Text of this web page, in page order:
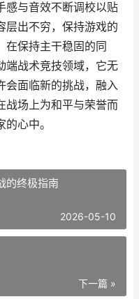
感与音效不断调校以贴
层出不穷，保持游戏的
在保持主干稳固的同
端战术竞技领域，它无
会面临新的挑战，融入
战场上为和平与荣誉而
心中。
的终极指南
2026-05-10
下一篇 »